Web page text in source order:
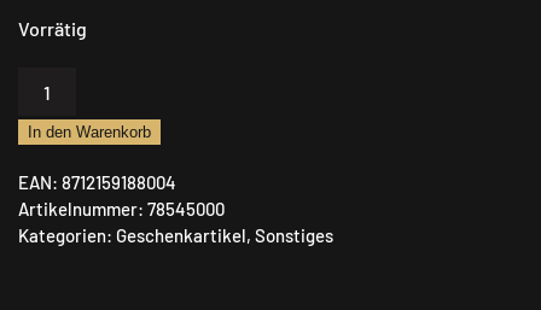
Vorrätig
Glasbecher
Menge
In den Warenkorb
EAN: 8712159188004
Artikelnummer: 78545000
Kategorien: Geschenkartikel, Sonstiges